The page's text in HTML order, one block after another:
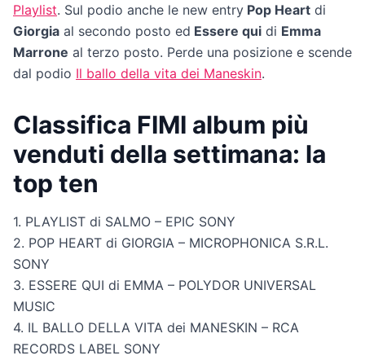
Playlist. Sul podio anche le new entry Pop Heart di
Giorgia al secondo posto ed Essere qui di Emma
Marrone al terzo posto. Perde una posizione e scende
dal podio Il ballo della vita dei Maneskin.
Classifica FIMI album più
venduti della settimana: la
top ten
1. PLAYLIST di SALMO – EPIC SONY
2. POP HEART di GIORGIA – MICROPHONICA S.R.L.
SONY
3. ESSERE QUI di EMMA – POLYDOR UNIVERSAL
MUSIC
4. IL BALLO DELLA VITA dei MANESKIN – RCA
RECORDS LABEL SONY